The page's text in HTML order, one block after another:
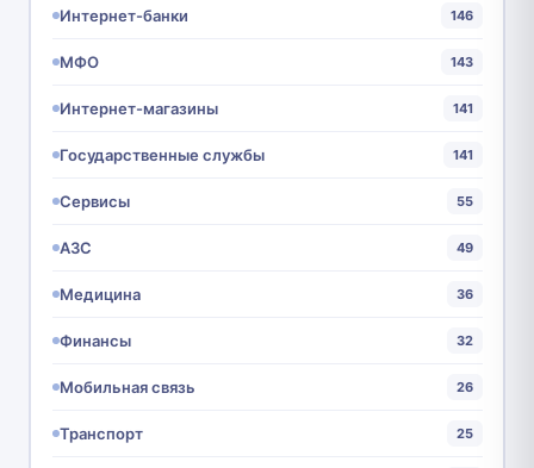
Интернет-банки 146
МФО 143
Интернет-магазины 141
Государственные службы 141
Сервисы 55
АЗС 49
Медицина 36
Финансы 32
Мобильная связь 26
Транспорт 25